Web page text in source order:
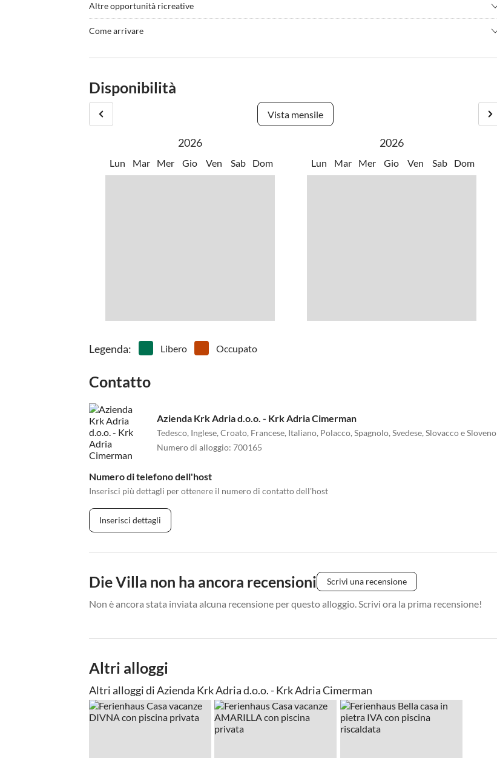
• Sport acquatici
Altre opportunità ricreative
Come arrivare
Il proprietario vi accoglierà, vi mostrerà la casa e vi darà tutte le informazioni necessarie.
Disponibilità
Vista mensile
2026
Lun Mar Mer Gio Ven Sab Dom
2026
Lun Mar Mer Gio Ven Sab Dom
Legenda: Libero Occupato
Contatto
Azienda Krk Adria d.o.o. - Krk Adria Cimerman
Tedesco, Inglese, Croato, Francese, Italiano, Polacco, Spagnolo, Svedese, Slovacco e Sloveno
Numero di alloggio: 700165
Numero di telefono dell'host
Inserisci più dettagli per ottenere il numero di contatto dell'host
Inserisci dettagli
Die Villa non ha ancora recensioni Scrivi una recensione
Non è ancora stata inviata alcuna recensione per questo alloggio. Scrivi ora la prima recensione!
Altri alloggi
Altri alloggi di Azienda Krk Adria d.o.o. - Krk Adria Cimerman